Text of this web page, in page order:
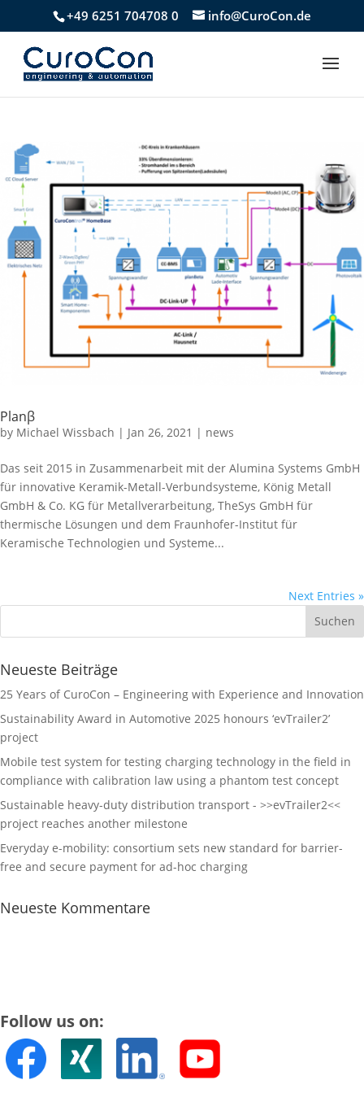
+49 6251 704708 0 info@CuroCon.de
Planβ
by Michael Wissbach | Jan 26, 2021 | news
Das seit 2015 in Zusammenarbeit mit der Alumina Systems GmbH
für innovative Keramik-Metall-Verbundsysteme, König Metall
GmbH & Co. KG für Metallverarbeitung, TheSys GmbH für
thermische Lösungen und dem Fraunhofer-Institut für
Keramische Technologien und Systeme...
Next Entries »
Neueste Beiträge
25 Years of CuroCon – Engineering with Experience and Innovation
Sustainability Award in Automotive 2025 honours ‘evTrailer2’
project
Mobile test system for testing charging technology in the field in
compliance with calibration law using a phantom test concept
Sustainable heavy-duty distribution transport - >>evTrailer2<<
project reaches another milestone
Everyday e-mobility: consortium sets new standard for barrier-
free and secure payment for ad-hoc charging
Neueste Kommentare
Follow us on: